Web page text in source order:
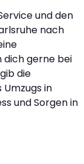
und den
nach
dich gerne bei
die
in
und Sorgen in